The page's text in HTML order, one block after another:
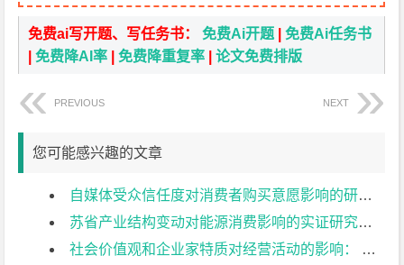
免费ai写开题、写任务书：免费Ai开题 |免费Ai任务书
|免费降AI率 |免费降重复率 |论文免费排版
PREVIOUS NEXT
您可能感兴趣的文章
自媒体受众信任度对消费者购买意愿影响的研究——以bilibili为例文献综述
苏省产业结构变动对能源消费影响的实证研究：基于灰色关联法的分析文献综述
社会价值观和企业家特质对经营活动的影响： 以南京市江北新区为例文献综述